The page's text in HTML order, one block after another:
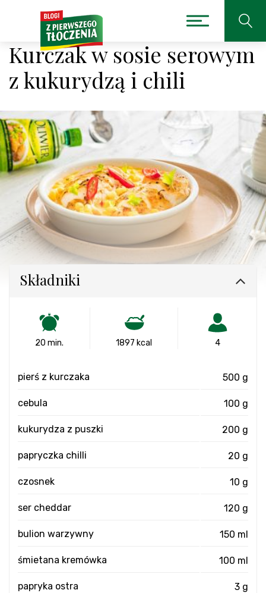
Kurczak w sosie serowym
z kukurydzą i chili
Składniki
20 min. 1897 kcal 4
pierś z kurczaka 500 g
cebula 100 g
kukurydza z puszki 200 g
papryczka chilli 20 g
czosnek 10 g
ser cheddar 120 g
bulion warzywny 150 ml
śmietana kremówka 100 ml
papryka ostra 3 g